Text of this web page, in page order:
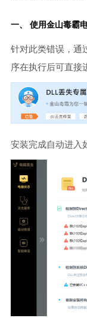
一、 使用金山毒霸
针对此类错误，通
序在执行后可直接
安装完成自动进入